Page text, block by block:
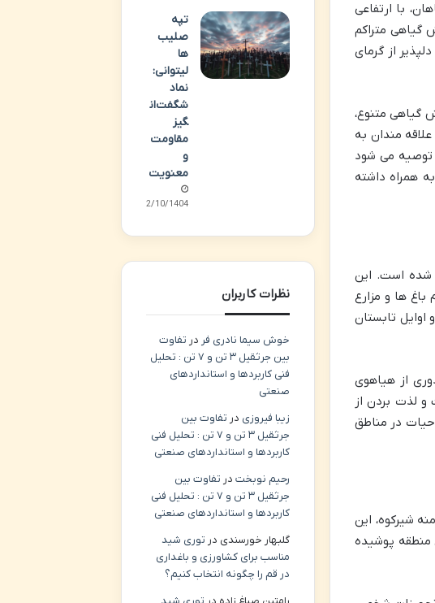
با ارتفاعی
گیاهی متراکم
از گرمای
گیاهی متنوع،
مندان به
توصیه می شود
همراه داشته
شده است. این
ها و مزارع
تابستان
از هیاهوی
لذت بردن از
در مناطق
شیرکوه، این
منطقه پوشیده
تپه
صلیب
ها
لیتوانی:
نماد
شگفت‌ان
گیز
مقاومت
و
معنویت
02/10/1404
نظرات کاربران
خوش سیما نادری فر در تفاوت
بین جرثقیل ۳ تن و ۷ تن : تحلیل
فنی کاربردها و استانداردهای
صنعتی
زیبا فیروزی در تفاوت بین
جرثقیل ۳ تن و ۷ تن : تحلیل فنی
کاربردها و استانداردهای صنعتی
رحیم نوبختدر تفاوت بین
جرثقیل ۳ تن و ۷ تن : تحلیل فنی
کاربردها و استانداردهای صنعتی
گلبهار خورسندی در توری شید
مناسب برای کشاورزی و باغداری
در قم را چگونه انتخاب کنیم؟